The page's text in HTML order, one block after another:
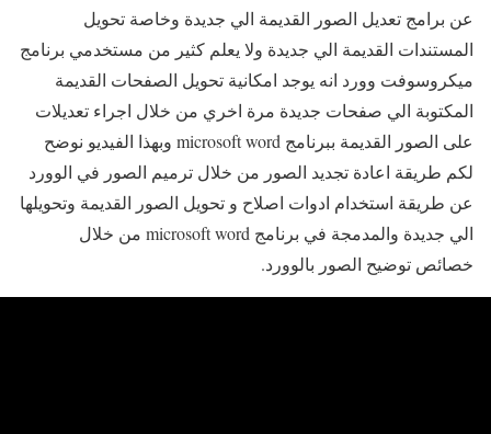
عن برامج تعديل الصور القديمة الي جديدة وخاصة تحويل
المستندات القديمة الي جديدة ولا يعلم كثير من مستخدمي برنامج
ميكروسوفت وورد انه يوجد امكانية تحويل الصفحات القديمة
المكتوبة الي صفحات جديدة مرة اخري من خلال اجراء تعديلات
على الصور القديمة ببرنامج microsoft word وبهذا الفيديو نوضح
لكم طريقة اعادة تجديد الصور من خلال ترميم الصور في الوورد
عن طريقة استخدام ادوات اصلاح و تحويل الصور القديمة وتحويلها
الي جديدة والمدمجة في برنامج microsoft word من خلال
خصائص توضيح الصور بالوورد.